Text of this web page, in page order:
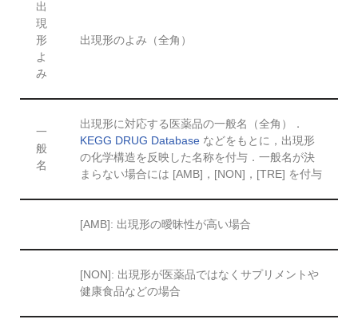
出
現
形
よ
み
出現形のよみ（全角）
一
般
名
出現形に対応する医薬品の一般名（全角）．
KEGG DRUG Database などをもとに，出現形
の化学構造を反映した名称を付与．一般名が決
まらない場合には [AMB]，[NON]，[TRE] を付与
[AMB]: 出現形の曖昧性が高い場合
[NON]: 出現形が医薬品ではなくサプリメントや
健康食品などの場合